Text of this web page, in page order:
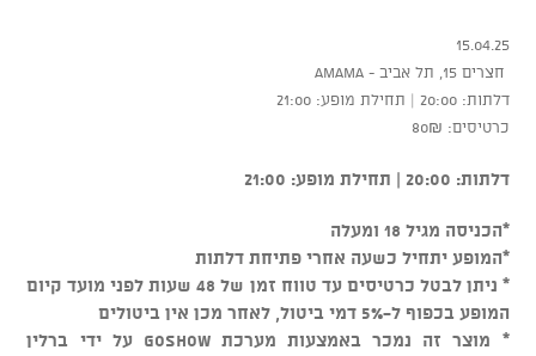
15.04.25
חצרים 15, תל אביב - AMAMA
דלתות: 20:00 | תחילת מופע: 21:00
כרטיסים: 80₪
דלתות: 20:00 | תחילת מופע: 21:00
*הכניסה מגיל 18 ומעלה
*המופע יתחיל כשעה אחרי פתיחת דלתות
* ניתן לבטל כרטיסים עד טווח זמן של 48 שעות לפני מועד קיום
המופע בכפוף ל-5% דמי ביטול, לאחר מכן אין ביטולים
* מוצר זה נמכר באמצעות מערכת GOSHOW על ידי ברלין